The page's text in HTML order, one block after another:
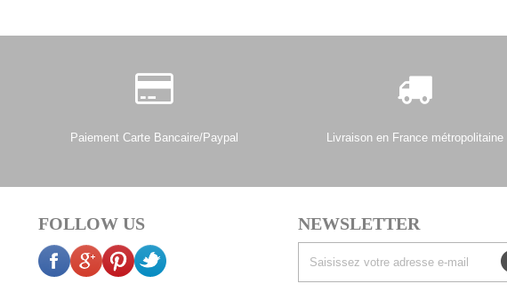
Paiement Carte Bancaire/Paypal Livraison en France métropolitaine
FOLLOW US NEWSLETTER